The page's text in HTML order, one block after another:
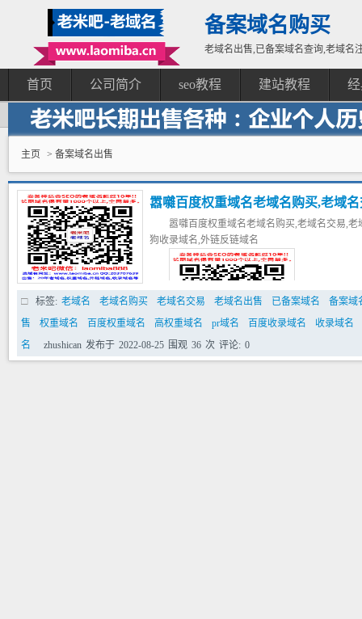
备案域名购买
老域名出售,已备案域名查询,老域名
首页 公司简介 seo教程 建站教程
主页 > 备案域名出售
嚣囃百度权重域名老域名购买,老域
高pr域名,百度搜狗收录域名,外链反
嚣囃百度权重域名老域名购买,老域名交易,
狗收录域名,外链反链域名
标签: 老域名 老域名购买 老域名交易 老域名出售 已备案域名
备案域
售
权重域名 百度权重域名 高权重域名 pr域名 百度收录域名
收录域名
名
zhushican 发布于 2022-08-25 围观 36 次 评论: 0